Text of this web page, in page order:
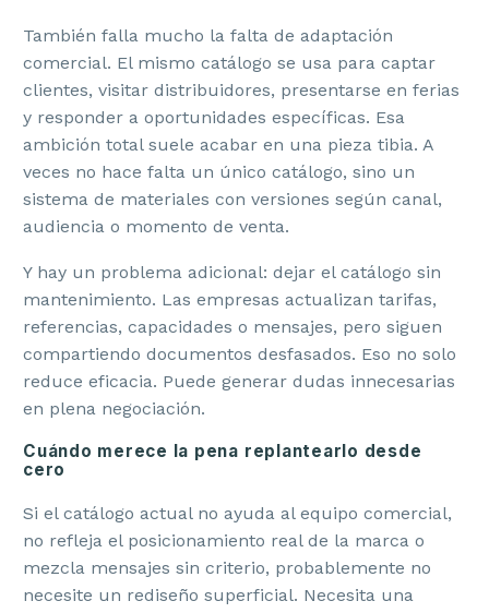
También falla mucho la falta de adaptación
comercial. El mismo catálogo se usa para captar
clientes, visitar distribuidores, presentarse en ferias
y responder a oportunidades específicas. Esa
ambición total suele acabar en una pieza tibia. A
veces no hace falta un único catálogo, sino un
sistema de materiales con versiones según canal,
audiencia o momento de venta.
Y hay un problema adicional: dejar el catálogo sin
mantenimiento. Las empresas actualizan tarifas,
referencias, capacidades o mensajes, pero siguen
compartiendo documentos desfasados. Eso no solo
reduce eficacia. Puede generar dudas innecesarias
en plena negociación.
Cuándo merece la pena replantearlo desde
cero
Si el catálogo actual no ayuda al equipo comercial,
no refleja el posicionamiento real de la marca o
mezcla mensajes sin criterio, probablemente no
necesite un rediseño superficial. Necesita una